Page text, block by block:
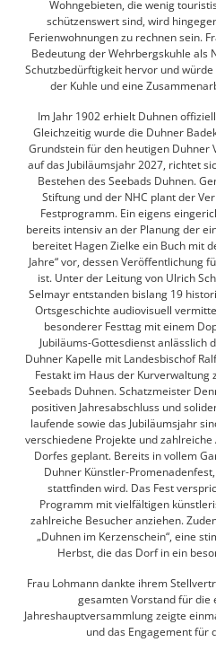
Wohngebieten, die wenig
schützenswert sind, wird
Ferienwohnungen zu rechnen sein.
Bedeutung der Wehrbergskuhle als
Schutzbedürftigkeit hervor und
der Kuhle und eine
Im Jahr 1902 erhielt Duhnen
Gleichzeitig wurde die Duhner
Grundstein für den heutigen Duhner
auf das Jubiläumsjahr 2027, richtet
Bestehen des Seebads Duhnen.
Stiftung und der NHC plant der
Festprogramm. Ein eigens
bereits intensiv an der Planung der
bereitet Hagen Zielke ein Buch mit
Jahre“ vor, dessen Veröffentlichung
ist. Unter der Leitung von Ulrich
Selmayr entstanden bislang 19
Ortsgeschichte audiovisuell
besonderer Festtag mit einem
Jubiläums-Gottesdienst anlässlich
Duhner Kapelle mit Landesbischof
Festakt im Haus der Kurverwaltung
Seebads Duhnen. Schatzmeister
positiven Jahresabschluss und
laufende sowie das Jubiläumsjahr
verschiedene Projekte und
Dorfes geplant. Bereits in vollem
Duhner Künstler-
stattfinden wird. Das Fest
Programm mit vielfältigen
zahlreiche Besucher anziehen.
„Duhnen im Kerzenschein“, eine
Herbst, die das Dorf in ein
Frau Lohmann dankte ihrem
gesamten Vorstand für die
Jahreshauptversammlung zeigte
und das Engagement für